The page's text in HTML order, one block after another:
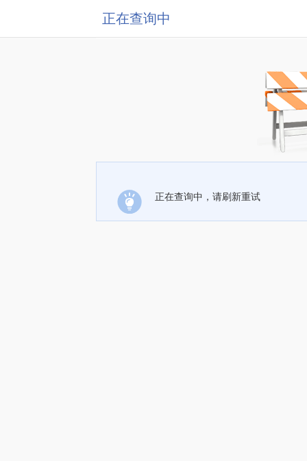
正在查询中
正在查询中，请刷新重试